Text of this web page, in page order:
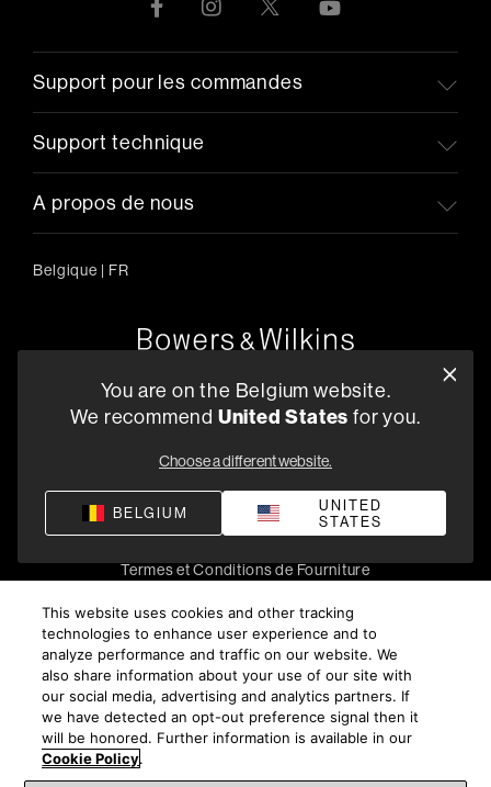
Support pour les commandes
Support technique
A propos de nous
Belgique | FR
+33 (1) 89 54 63 64
Politique de confidentialitéConditions de venteCompliance
Termes et Conditions de Fourniture
© 2026 Harman International Industries, Incorporated. All
rights reserved.
You are on the Belgium website.
We recommend United States for you.
Choose a different website.
BELGIUM
UNITED
STATES
This website uses cookies and other tracking
technologies to enhance user experience and to
analyze performance and traffic on our website. We
also share information about your use of our site with
our social media, advertising and analytics partners. If
we have detected an opt-out preference signal then it
will be honored. Further information is available in our
Cookie Policy.